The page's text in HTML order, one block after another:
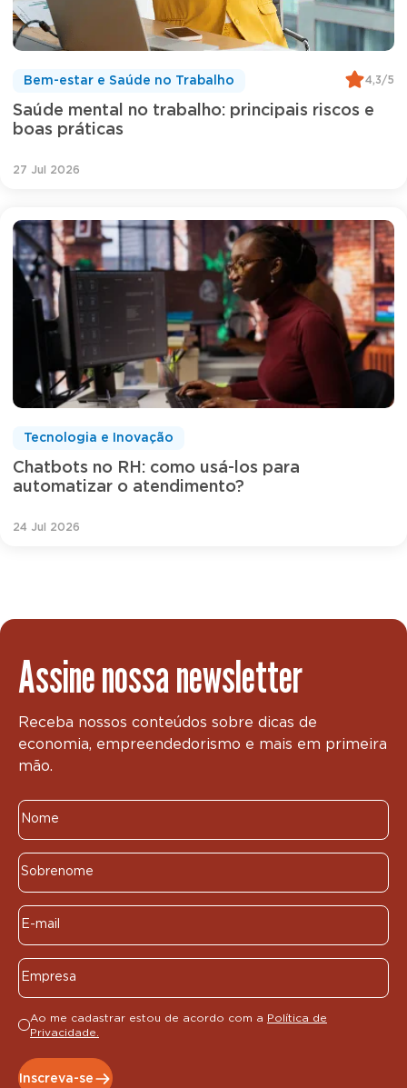
Saúde mental no trabalho: principais riscos e
boas práticas
Bem-estar e Saúde no Trabalho 4,3/5
27 Jul 2026
Chatbots no RH: como usá-los para
automatizar o atendimento?
Tecnologia e Inovação
24 Jul 2026
Assine nossa newsletter
Receba nossos conteúdos sobre dicas de
economia, empreendedorismo e mais em primeira
mão.
Ao me cadastrar estou de acordo com a Política de
Privacidade.
Inscreva-se